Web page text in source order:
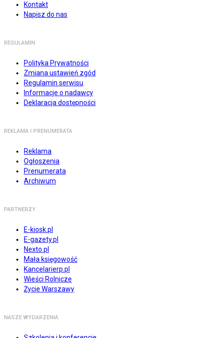
Kontakt
Napisz do nas
REGULAMIN
Polityka Prywatności
Zmiana ustawień zgód
Regulamin serwisu
Informacje o nadawcy
Deklaracja dostępności
REKLAMA I PRENUMERATA
Reklama
Ogłoszenia
Prenumerata
Archiwum
PARTNERZY
E-kiosk.pl
E-gazety.pl
Nexto.pl
Mała księgowość
Kancelarierp.pl
Wieści Rolnicze
Życie Warszawy
NASZE WYDARZENIA